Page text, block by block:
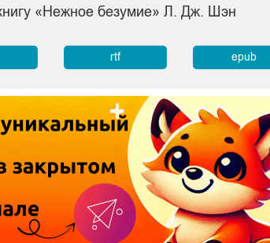
«Нежное безумие» Л. Дж. Шэн
rtf epub